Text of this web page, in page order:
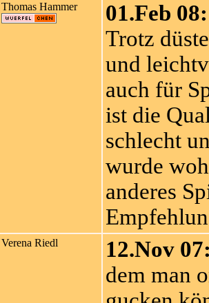
Thomas Hammer 01.Feb 08:
Trotz
und
auch für
ist die
schlecht
wurde
anderes
Verena Riedl
12.Nov
dem man